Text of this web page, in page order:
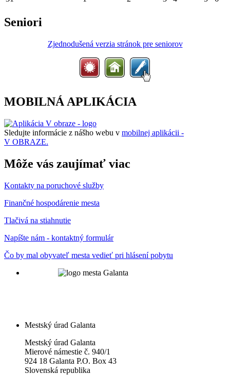
Seniori
Zjednodušená verzia stránok pre seniorov
MOBILNÁ APLIKÁCIA
Sledujte informácie z nášho webu v mobilnej aplikácii -
V OBRAZE.
Môže vás zaujímať viac
Kontakty na poruchové služby
Finančné hospodárenie mesta
Tlačivá na stiahnutie
Napíšte nám - kontaktný formulár
Čo by mal obyvateľ mesta vedieť pri hlásení pobytu
Mestský úrad Galanta
Mestský úrad Galanta
Mierové námestie č. 940/1
924 18 Galanta P.O. Box 43
Slovenská republika